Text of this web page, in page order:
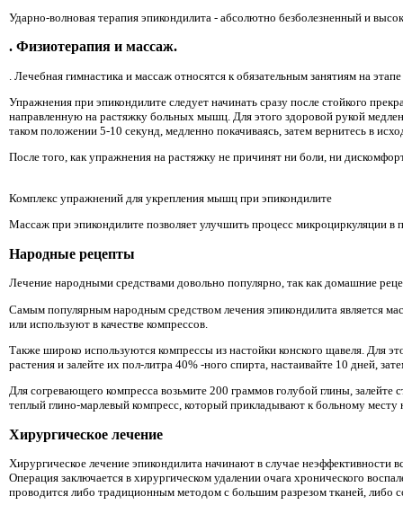
Ударно-волновая терапия эпикондилита - абсолютно безболезненный и
. Физиотерапия и массаж.
. Лечебная гимнастика и массаж относятся к обязательным занятиям на
Упражнения при эпикондилите следует начинать сразу после стойкого
направленную на растяжку больных мышц. Для этого здоровой рукой
таком положении 5-10 секунд, медленно покачиваясь, затем вернитесь в
После того, как упражнения на растяжку не причинят ни боли, ни
Комплекс упражнений для укрепления мышц при эпикондилите
Массаж при эпикондилите позволяет улучшить процесс микроциркуляции в
Народные рецепты
Лечение народными средствами довольно популярно, так как домашние
Самым популярным народным средством лечения эпикондилита является
или используют в качестве компрессов.
Также широко используются компрессы из настойки конского щавеля. Для
растения и залейте их пол-литра 40% -ного спирта, настаивайте 10 дней,
Для согревающего компресса возьмите 200 граммов голубой глины, залейте
теплый глино-марлевый компресс, который прикладывают к больному
Хирургическое лечение
Хирургическое лечение эпикондилита начинают в случае неэффективности
Операция заключается в хирургическом удалении очага хронического
проводится либо традиционным методом с большим разрезом тканей,